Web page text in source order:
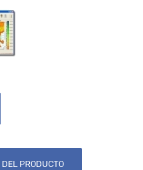
PRODUCTO